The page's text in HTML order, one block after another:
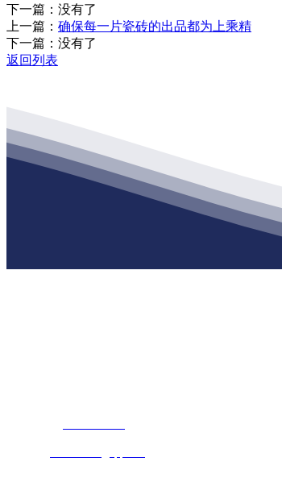
下一篇：没有了
上一篇： 确保每一片瓷砖的出品都为上乘精
下一篇：没有了
返回列表